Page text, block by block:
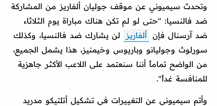
وتحدث سيميوني عن موقف جوليان ألفاريز من المشاركة
ضد فالنسيا: "حتى لو لم تكن هناك مباراة يوم الثلاثاء
ضد آرسنال فإن
ألفاريز
لن يشارك ضد فالنسيا، وكذلك
سورلوث وجوليانو وباريوس وخيمنيز، هذا يشمل الجميع،
من الواضح تماماً أننا سنعتمد على اللاعب الأكثر جاهزية
للمنافسة غداً".
وأتم سيميوني عن التغييرات في تشكيل أتلتيكو مدريد